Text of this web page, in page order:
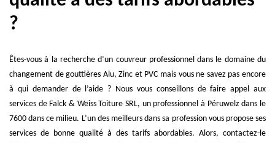
?
Êtes-vous à la recherche d’un couvreur professionnel dans le domaine du
changement de gouttières Alu, Zinc et PVC mais vous ne savez pas encore
à qui demander de l’aide ? Nous vous conseillons de faire appel aux
services de Falck & Weiss Toiture SRL, un professionnel à Péruwelz dans le
7600 dans ce milieu. L’un des meilleurs dans sa profession vous propose ses
services de bonne qualité à des tarifs abordables. Alors, contactez-le